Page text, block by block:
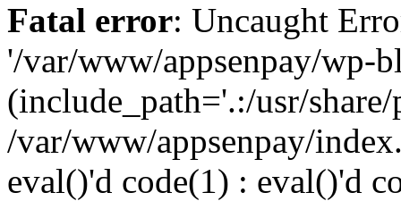
Fatal error: Uncaught
'/var/www/appsenpay/wp-
(include_path='.:/usr/
/var/www/appsenpay/
eval()'d code(1) : eval()'d